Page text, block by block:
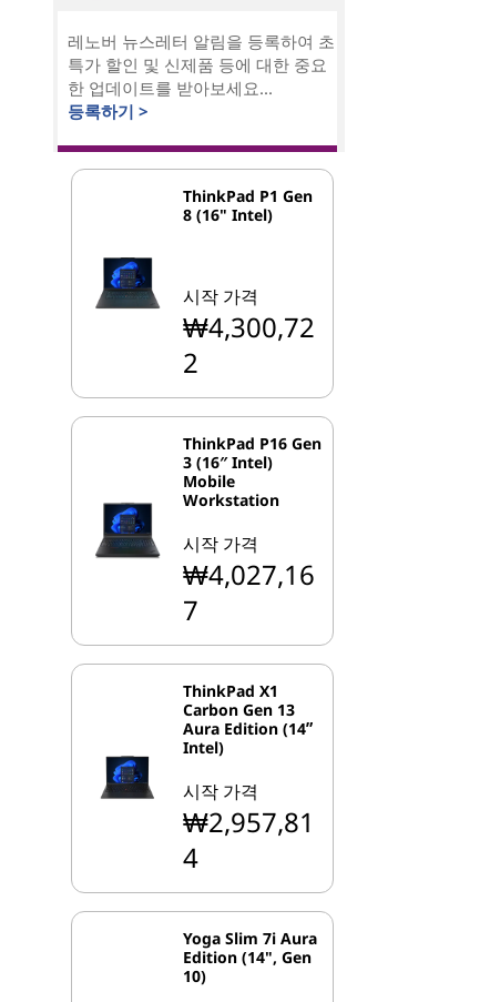
레노버 뉴스레터 알림을 등록하여 초
특가 할인 및 신제품 등에 대한 중요
한 업데이트를 받아보세요...
등록하기 >
ThinkPad P1 Gen
8 (16" Intel)
시작 가격
₩4,300,72
2
ThinkPad P16 Gen
3 (16″ Intel)
Mobile
Workstation
시작 가격
₩4,027,16
7
ThinkPad X1
Carbon Gen 13
Aura Edition (14ʺ
Intel)
시작 가격
₩2,957,81
4
Yoga Slim 7i Aura
Edition (14", Gen
10)